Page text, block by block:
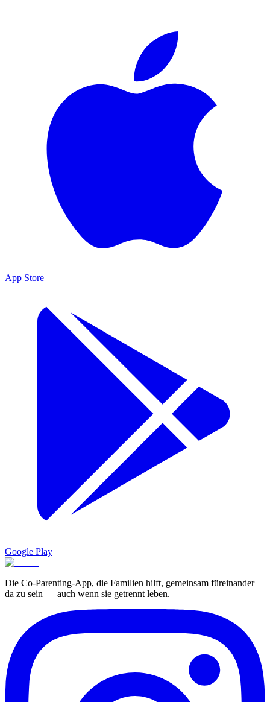
App Store
Google Play
Die Co-Parenting-App, die Familien hilft, gemeinsam füreinander
da zu sein — auch wenn sie getrennt leben.